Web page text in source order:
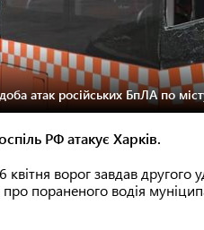
атак російських БпЛА по
РФ атакує Харків.
квітня ворог завдав другого
про пораненого водія